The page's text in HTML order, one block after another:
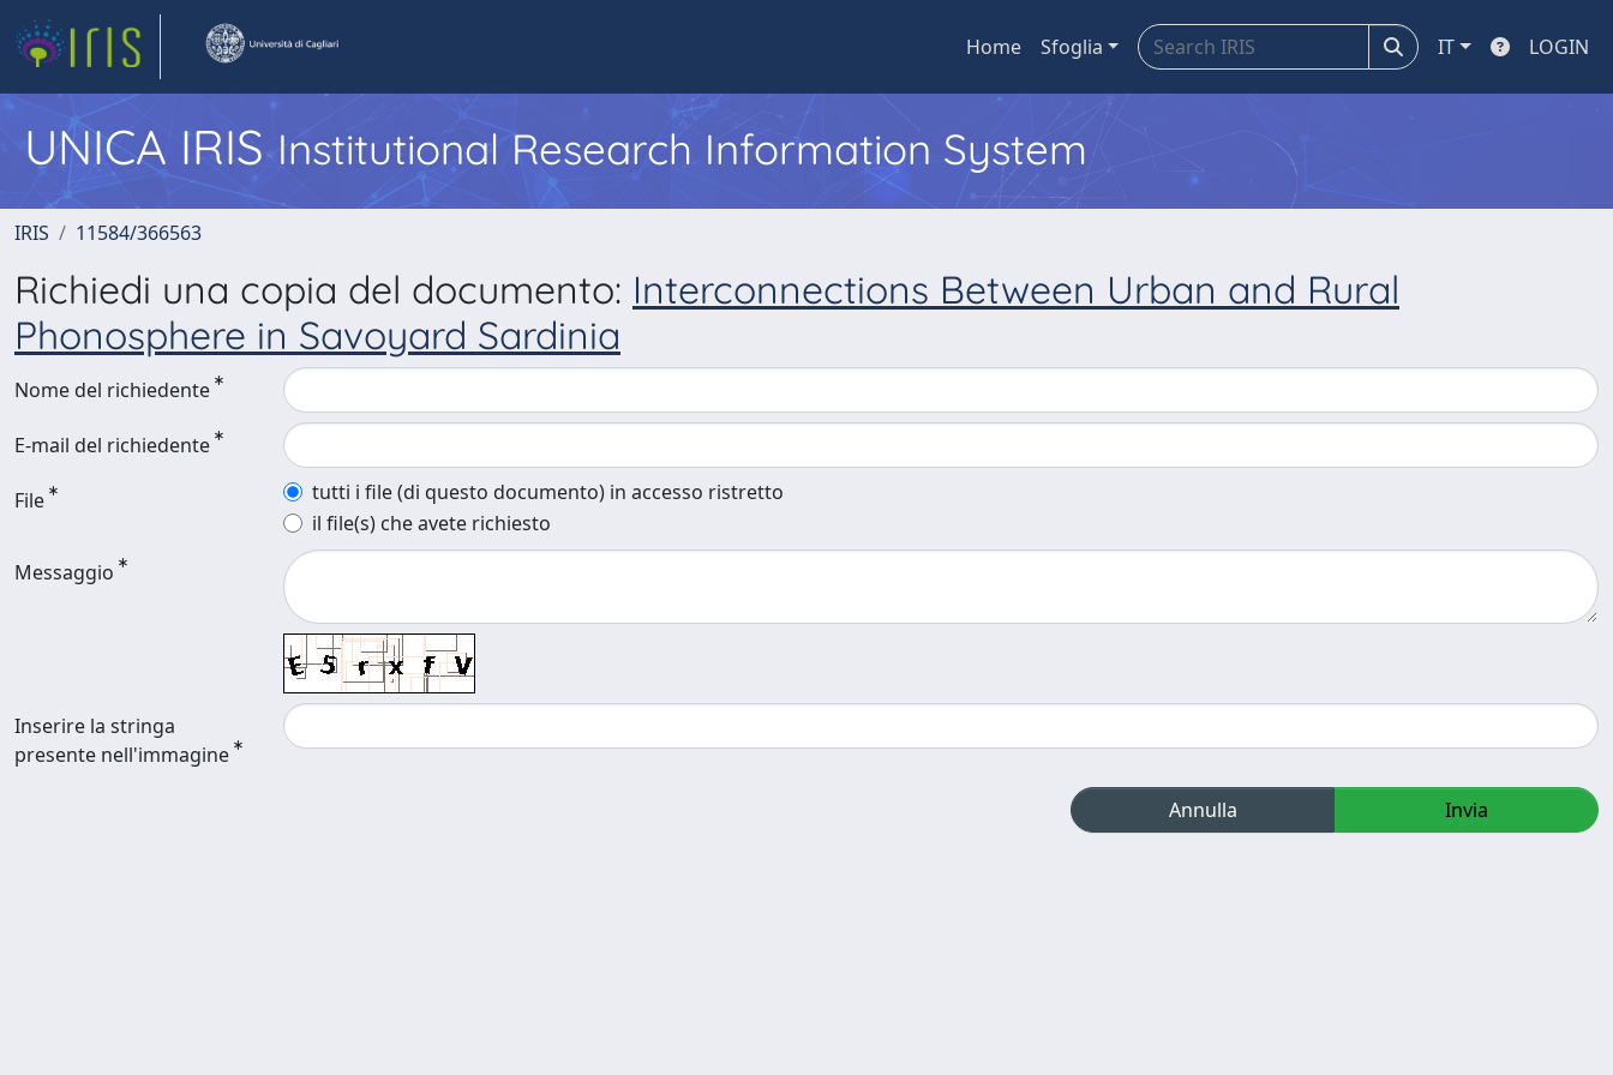
Home Sfoglia IT LOGIN
UNICA IRISInstitutional Research Information System
IRIS 11584/366563
Richiedi una copia del documento: Interconnections Between Urban and Rural
Phonosphere in Savoyard Sardinia
Nome del richiedente
E-mail del richiedente
File
tutti i file (di questo documento) in accesso ristretto
il file(s) che avete richiesto
Messaggio
Inserire la stringa
presente nell'immagine
Annulla Invia